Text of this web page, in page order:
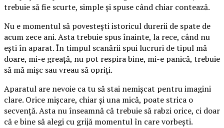
trebuie să fie scurte, simple și spuse când chiar contează.
Nu e momentul să povestești istoricul durerii de spate de
acum zece ani. Asta trebuie spus înainte, la rece, când nu
ești în aparat. În timpul scanării spui lucruri de tipul mă
doare, mi-e greață, nu pot respira bine, mi-e panică, trebuie
să mă mișc sau vreau să opriți.
Aparatul are nevoie ca tu să stai nemișcat pentru imagini
clare. Orice mișcare, chiar și una mică, poate strica o
secvență. Asta nu înseamnă că trebuie să rabzi orice, ci doar
că e bine să alegi cu grijă momentul în care vorbești.